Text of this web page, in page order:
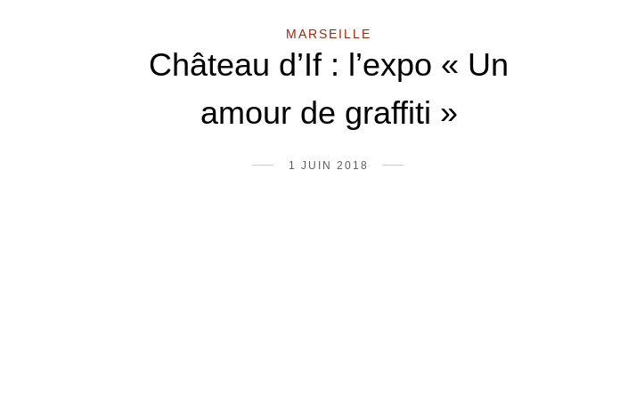
MARSEILLE
Château d’If : l’expo « Un
amour de graffiti »
1 JUIN 2018